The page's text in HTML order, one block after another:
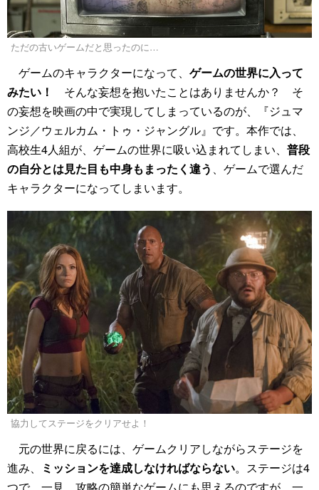
ただの古いゲームだと思ったのに…
ゲームのキャラクターになって、 ゲームの世界に入って
みたい！
そんな妄想を抱いたことはありませんか？ そ
の妄想を映画の中で実現してしまっているのが、『ジュマ
ンジ／ウェルカム・トゥ・ジャングル』です。本作では、
高校生4人組が、ゲームの世界に吸い込まれてしまい、 普段
の自分とは見た目も中身もまったく違う
、ゲームで選んだ
キャラクターになってしまいます。
協力してステージをクリアせよ！
元の世界に戻るには、ゲームクリアしながらステージを
進み、
ミッションを達成しなければならない。ステージは4